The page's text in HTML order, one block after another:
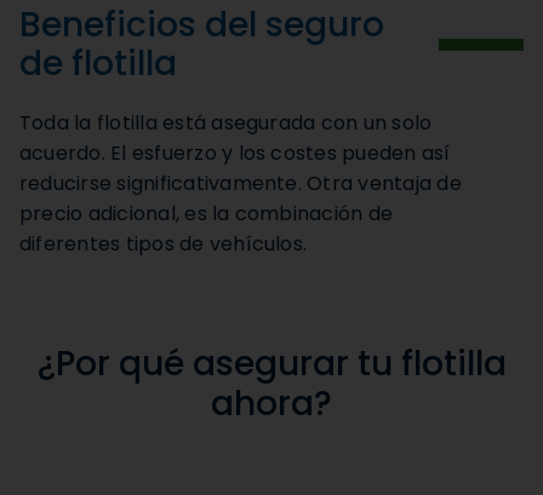
Beneficios del seguro
de flotilla
Toda la flotilla está asegurada con un solo
acuerdo. El esfuerzo y los costes pueden así
reducirse significativamente. Otra ventaja de
precio adicional, es la combinación de
diferentes tipos de vehículos.
¿Por qué asegurar tu flotilla
ahora?